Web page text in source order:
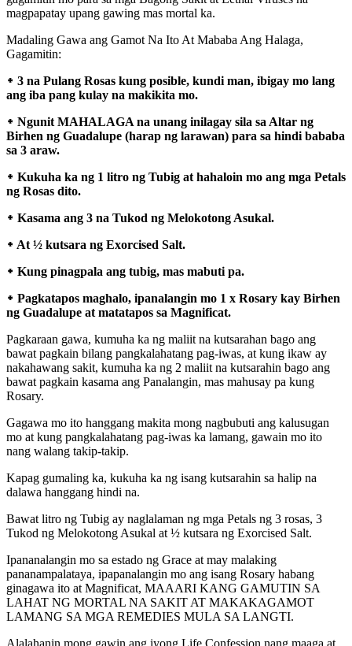
magpapatay upang gawing mas mortal ka.
Madaling Gawa ang Gamot Na Ito At Mababa Ang Halaga,
Gagamitin:
᛭ 3 na Pulang Rosas kung posible, kundi man, ibigay mo lang
ang iba pang kulay na makikita mo.
᛭ Ngunit MAHALAGA na unang inilagay sila sa Altar ng
Birhen ng Guadalupe (harap ng larawan) para sa hindi bababa
sa 3 araw.
᛭ Kukuha ka ng 1 litro ng Tubig at hahaloin mo ang mga Petals
ng Rosas dito.
᛭ Kasama ang 3 na Tukod ng Melokotong Asukal.
᛭ At ½ kutsara ng Exorcised Salt.
᛭ Kung pinagpala ang tubig, mas mabuti pa.
᛭ Pagkatapos maghalo, ipanalangin mo 1 x Rosary kay Birhen
ng Guadalupe at matatapos sa Magnificat.
Pagkaraan gawa, kumuha ka ng maliit na kutsarahan bago ang
bawat pagkain bilang pangkalahatang pag-iwas, at kung ikaw ay
nakahawang sakit, kumuha ka ng 2 maliit na kutsarahin bago ang
bawat pagkain kasama ang Panalangin, mas mahusay pa kung
Rosary.
Gagawa mo ito hanggang makita mong nagbubuti ang kalusugan
mo at kung pangkalahatang pag-iwas ka lamang, gawain mo ito
nang walang takip-takip.
Kapag gumaling ka, kukuha ka ng isang kutsarahin sa halip na
dalawa hanggang hindi na.
Bawat litro ng Tubig ay naglalaman ng mga Petals ng 3 rosas, 3
Tukod ng Melokotong Asukal at ½ kutsara ng Exorcised Salt.
Ipananalangin mo sa estado ng Grace at may malaking
pananampalataya, ipapanalangin mo ang isang Rosary habang
ginagawa ito at Magnificat, MAAARI KANG GAMUTIN SA
LAHAT NG MORTAL NA SAKIT AT MAKAKAGAMOT
LAMANG SA MGA REMEDIES MULA SA LANGTI.
Alalahanin mong gawin ang iyong Life Confession nang maaga at